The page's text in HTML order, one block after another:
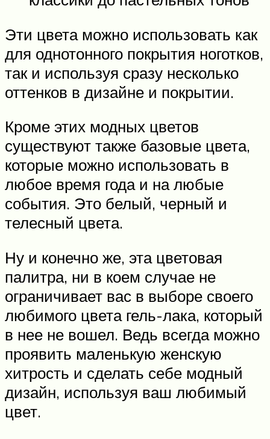
Эти цвета можно использовать как
для однотонного покрытия ноготков,
так и используя сразу несколько
оттенков в дизайне и покрытии.
Кроме этих модных цветов
существуют также базовые цвета,
которые можно использовать в
любое время года и на любые
события. Это белый, черный и
телесный цвета.
Ну и конечно же, эта цветовая
палитра, ни в коем случае не
ограничивает вас в выборе своего
любимого цвета гель-лака, который
в нее не вошел. Ведь всегда можно
проявить маленькую женскую
хитрость и сделать себе модный
дизайн, используя ваш любимый
цвет.